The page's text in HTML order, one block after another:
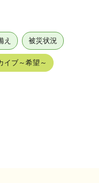
え 被災状況
イブ～希望～